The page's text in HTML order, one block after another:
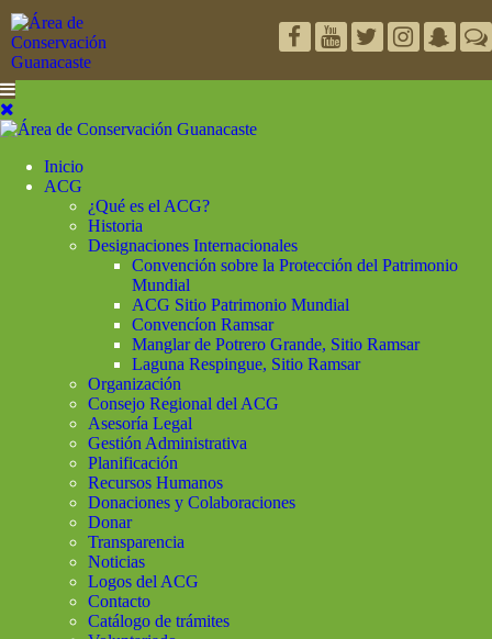
Inicio
ACG
¿Qué es el ACG?
Historia
Designaciones Internacionales
Convención sobre la Protección del Patrimonio
Mundial
ACG Sitio Patrimonio Mundial
Convencíon Ramsar
Manglar de Potrero Grande, Sitio Ramsar
Laguna Respingue, Sitio Ramsar
Organización
Consejo Regional del ACG
Asesoría Legal
Gestión Administrativa
Planificación
Recursos Humanos
Donaciones y Colaboraciones
Donar
Transparencia
Noticias
Logos del ACG
Contacto
Catálogo de trámites